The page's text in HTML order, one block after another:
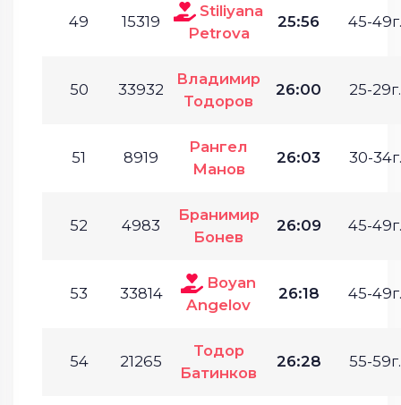
49 15319
Stiliyana
Petrova
25:56 45-49г.
50 33932
Владимир
Тодоров
26:00 25-29г.
51 8919
Рангел
Манов
26:03 30-34г.
52 4983
Бранимир
Бонев
26:09 45-49г.
53 33814
Boyan
Angelov
26:18 45-49г.
54 21265
Тодор
Батинков
26:28 55-59г.